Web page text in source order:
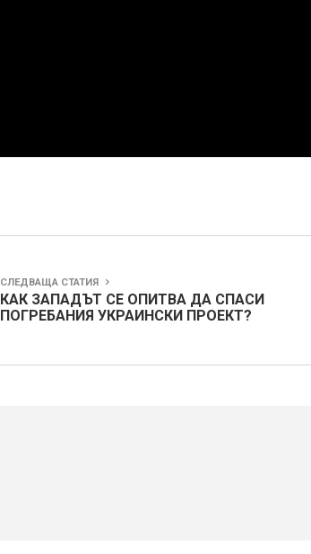
СЛЕДВАЩА СТАТИЯ
КАК ЗАПАДЪТ СЕ ОПИТВА ДА СПАСИ
ПОГРЕБАНИЯ УКРАИНСКИ ПРОЕКТ?